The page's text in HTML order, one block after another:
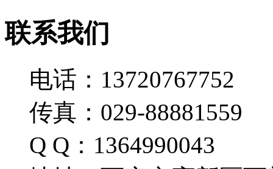
联系我们
电话：13720767752
传真：029-88881559
Q Q：1364990043